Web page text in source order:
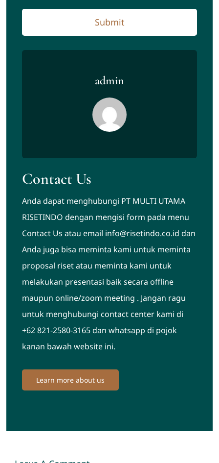
Submit
admin
Contact Us
Anda dapat menghubungi PT MULTI UTAMA
RISETINDO dengan mengisi form pada menu
Contact Us atau email info@risetindo.co.id dan
Anda juga bisa meminta kami untuk meminta
proposal riset atau meminta kami untuk
melakukan presentasi baik secara offline
maupun online/zoom meeting . Jangan ragu
untuk menghubungi contact center kami di
+62 821-2580-3165 dan whatsapp di pojok
kanan bawah website ini.
Learn more about us